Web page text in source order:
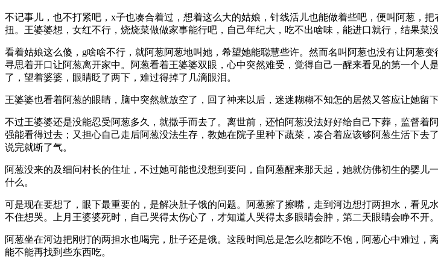
不记事儿，也不打紧吧，x子也凑合着过，想着这么大的姑娘，针线活儿也能做着些吧，便叫阿葱，
扭。王婆婆想，女红不行，烧烧菜做做家事能行吧，自己年纪大，吃不出啥味，能进口就行，结果菜
看着姑娘这么傻，g啥啥不行，就阿葱阿葱地叫她，希望她能聪慧些许。然而名叫阿葱也没有让阿葱
寻思着开口让阿葱离开家中。阿葱看着王婆婆双眼，心中突然难受，觉得自己一醒来看见的第一个
了，望着婆婆，眼睛眨了两下，难过得掉了几滴眼泪。
王婆婆也看着阿葱的眼睛，脑中突然就放空了，回了神来以后，迷迷糊糊不知怎的居然又答应让她留
不过王婆婆还是没能忍受阿葱多久，就撒手而去了。离世前，还怕阿葱没法好好给自己下葬，监督
强能看得过去；又担心自己走后阿葱没法生存，教她在院子里种下蔬菜，凑合着应该够阿葱生活下
说完就断了气。
阿葱没来的及细问村长的住址，不过她可能也没想到要问，自阿葱醒来那天起，她就仿佛初生的婴
什么。
可是现在要想了，眼下最重要的，是解决肚子饿的问题。阿葱擦了擦嘴，走到河边想打两担水，看
不住想哭。上月王婆婆死时，自己哭得太伤心了，才知道人哭得太多眼睛会肿，第二天眼睛会睁不开。
阿葱坐在河边把刚打的两担水也喝完，肚子还是饿。这段时间总是怎么吃都吃不饱，阿葱心中难过
能不能再找到些东西吃。